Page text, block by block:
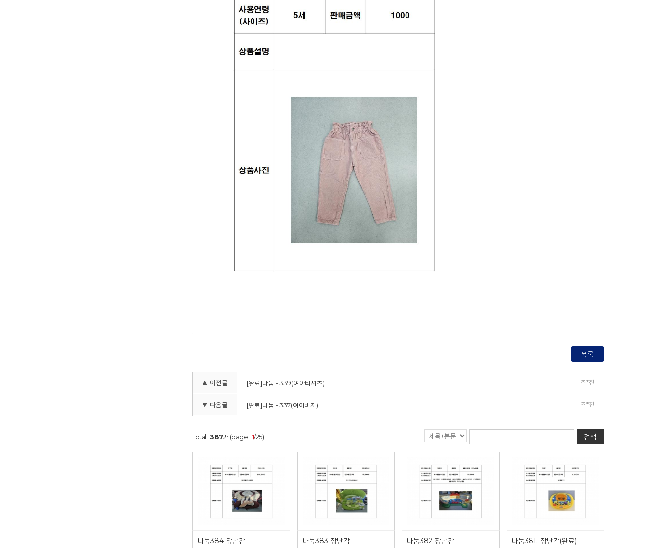
.
목록
▲ 이전글 [완료]나눔 - 339(여아티셔츠) 조*진
▼ 다음글 [완료]나눔 - 337(여아바지) 조*진
Total :387개 (page : 1/25) 검색
나눔384-장난감 나눔383-장난감 나눔382-장난감 나눔381.-장난감(완료)